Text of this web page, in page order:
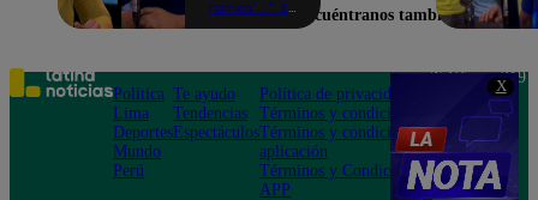
X
ramas'...": El
hizo
explotar de
risa a todos
Encuéntranos también en
Política
Lima
Deportes
Mundo
Perú
Te ayudo
Tendencias
Espectáculos
Política de privacidad
Términos y condiciones
Términos y condiciones
aplicación
Términos y Condiciones
APP
Teléfono: 219
Av. San
Felipe 968
Jesús María